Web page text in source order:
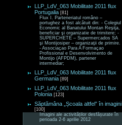
LLP_LdV_063 Mobilitate 2011 flux
Portugalia [81]
Flux I. Parteneriatul româno –
portughez a fost alcătuit din: - Colegiul
Economic al Banatului Montan Reşiţa,
beneficiar şi organizatie de trimitere; -
SUPERCHETE – Supermercados SA
şi Montijosiper – organizaţii de primire.
- Associaçao Para A Formaçao
Profissional e Desenvolvimento de
Montijo (AFPDM), partener
intermediar;
LLP_LdV_063 Mobilitate 2011 flux
Germania [89]
LLP_LdV_063 Mobilitate 2011 flux
Polonia [123]
Săptămâna „Școala altfel” în imagini
[100]
Imagini ale activităților desfășurate în
perioada 2-6 aprilie 2012